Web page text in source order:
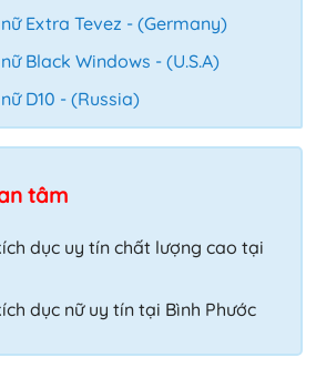
Extra Tevez - (Germany)
Black Windows - (U.S.A)
D10 - (Russia)
tâm
dục uy tín chất lượng cao tại
dục nữ uy tín tại Bình Phước